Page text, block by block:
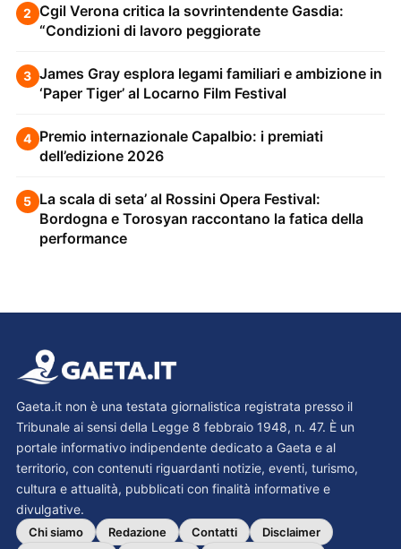
2 Cgil Verona critica la sovrintendente Gasdia:
“Condizioni di lavoro peggiorate
3 James Gray esplora legami familiari e ambizione in
‘Paper Tiger’ al Locarno Film Festival
4 Premio internazionale Capalbio: i premiati
dell’edizione 2026
5 La scala di seta’ al Rossini Opera Festival:
Bordogna e Torosyan raccontano la fatica della
performance
Gaeta.it non è una testata giornalistica registrata presso il
Tribunale ai sensi della Legge 8 febbraio 1948, n. 47. È un
portale informativo indipendente dedicato a Gaeta e al
territorio, con contenuti riguardanti notizie, eventi, turismo,
cultura e attualità, pubblicati con finalità informative e
divulgative.
Chi siamo Redazione Contatti
Disclaimer